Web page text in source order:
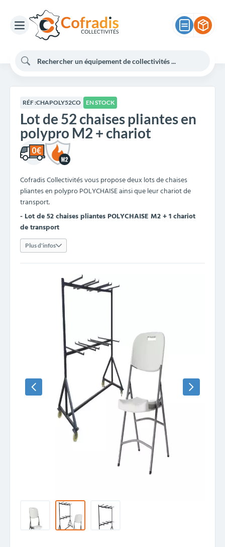
RÉF :CHAPOLY52CO EN STOCK
Lot de 52 chaises pliantes en
polypro M2 + chariot
Cofradis Collectivités vous propose deux lots de chaises
pliantes en polypro POLYCHAISE ainsi que leur chariot de
transport.
- Lot de 52 chaises pliantes POLYCHAISE M2 + 1 chariot
de transport
Plus d'infos